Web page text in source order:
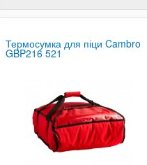
Термосумка для піци Cambro
GBP216 521